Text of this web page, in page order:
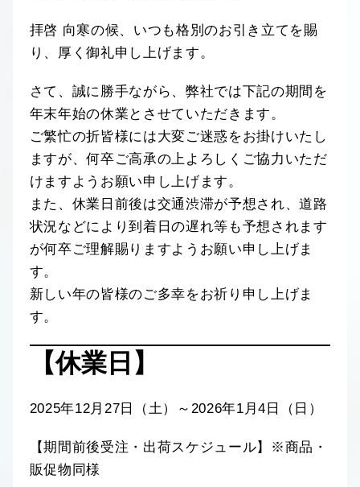
拝啓 向寒の候、いつも格別のお引き立てを賜
り、厚く御礼申し上げます。
さて、誠に勝手ながら、弊社では下記の期間を
年末年始の休業とさせていただきます。
ご繁忙の折皆様には大変ご迷惑をお掛けいたし
ますが、何卒ご高承の上よろしくご協力いただ
けますようお願い申し上げます。
また、休業日前後は交通渋滞が予想され、道路
状況などにより到着日の遅れ等も予想されます
が何卒ご理解賜りますようお願い申し上げま
す。
新しい年の皆様のご多幸をお祈り申し上げま
す。
【休業日】
2025年12月27日（土）～2026年1月4日（日）
【期間前後受注・出荷スケジュール】※商品・
販促物同様